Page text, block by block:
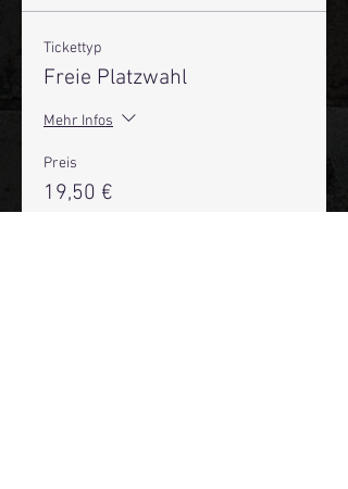
Tickettyp
Freie Platzwahl
Mehr Infos
Preis
19,50 €